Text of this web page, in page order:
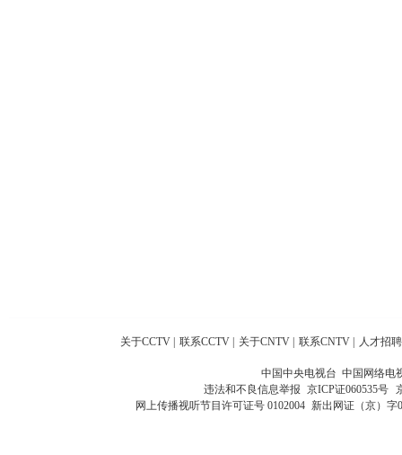
关于CCTV 联系CCTV 关于CNTV 联系CNTV 人才招聘
中国中央电视台 中国网络电
违法和不良信息举报 京ICP证060535号
网上传播视听节目许可证号 0102004 新出网证（京）